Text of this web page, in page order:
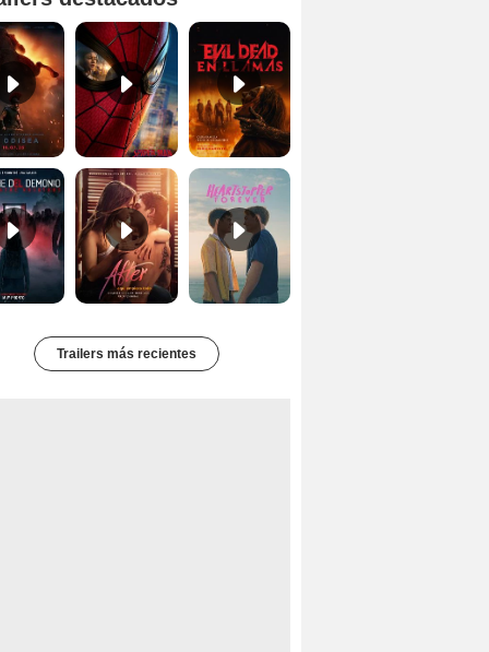
Primer tráiler oficial de 'La Odisea' 'Spider-Man Un Nuevo Día' - Tráiler oficial subtitulado
Tráiler de 'After: Aquí empieza todo' Primer Tráiler Oficial en Español de 'Heartstopper Forever'
Trailers más recientes